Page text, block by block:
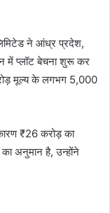
ने आंध्र प्रदेश,
में प्लॉट बेचना शुरू कर
मूल्य के लगभग 5,000
₹26 करोड़ का
अनुमान है, उन्होंने